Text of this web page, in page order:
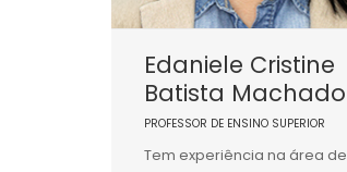
Edaniele Cristine
Batista Machado
PROFESSOR DE ENSINO SUPERIOR
Tem experiência na área de